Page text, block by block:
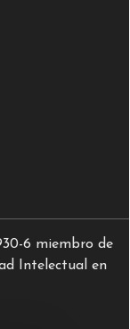
6 miembro de
Intelectual en